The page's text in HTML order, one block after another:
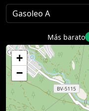
Más barato
+
−